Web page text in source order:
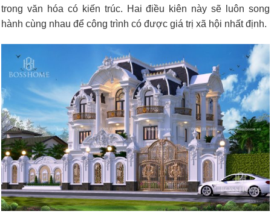
trong văn hóa có kiến trúc. Hai điều kiên này sẽ luôn song
hành cùng nhau để công trình có được giá trị xã hội nhất định.